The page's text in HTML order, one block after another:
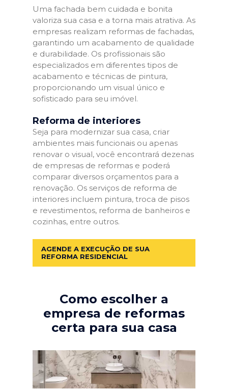
Uma fachada bem cuidada e bonita
valoriza sua casa e a torna mais atrativa. As
empresas realizam reformas de fachadas,
garantindo um acabamento de qualidade
e durabilidade. Os profissionais são
especializados em diferentes tipos de
acabamento e técnicas de pintura,
proporcionando um visual único e
sofisticado para seu imóvel.
Reforma de interiores
Seja para modernizar sua casa, criar
ambientes mais funcionais ou apenas
renovar o visual, você encontrará dezenas
de empresas de reformas e poderá
comparar diversos orçamentos para a
renovação. Os serviços de reforma de
interiores incluem pintura, troca de pisos
e revestimentos, reforma de banheiros e
cozinhas, entre outros.
AGENDE A EXECUÇÃO DE SUA
REFORMA RESIDENCIAL
Como escolher a
empresa de reformas
certa para sua casa